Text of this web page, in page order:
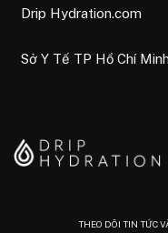
Drip Hydration.com
Sở Y Tế TP Hồ Chí Minh
THEO DÕI TIN TỨC